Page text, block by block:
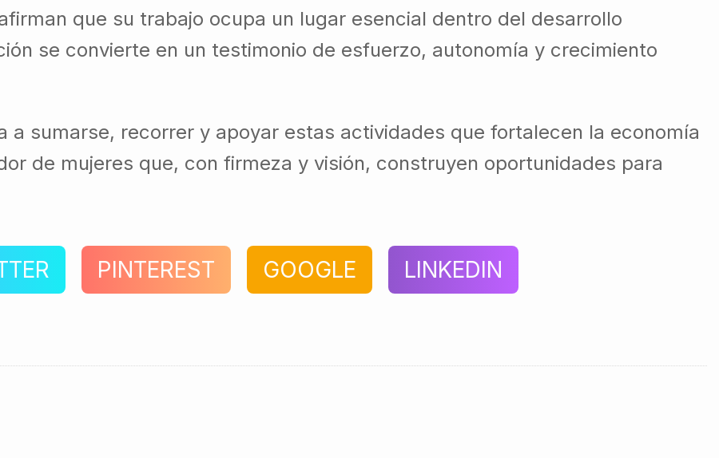
que su trabajo ocupa un lugar esencial dentro del desarrollo
se convierte en un testimonio de esfuerzo, autonomía y crecimiento
a sumarse, recorrer y apoyar estas actividades que fortalecen la economía
de mujeres que, con firmeza y visión, construyen oportunidades para
PINTEREST GOOGLE LINKEDIN